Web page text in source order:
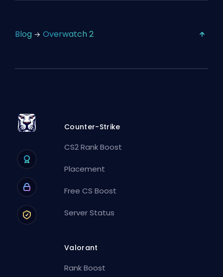
Blog Overwatch 2
Counter-Strike
CS2 Rank Boost
Placement
Free CS Boost
Server Status
Valorant
Rank Boost